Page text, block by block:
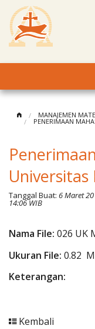
Klasis dan Jemaat
Penerbitan
MANAJEMEN
PENERIMAAN
Tanggal Buat: 6 Maret
14:06 WIB
Nama File: 026 UK
Ukuran File: 0.82
Keterangan:
Kembali